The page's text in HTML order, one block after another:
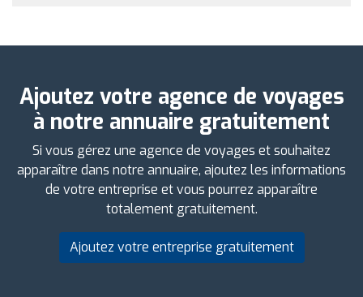
Ajoutez votre agence de voyages
à notre annuaire gratuitement
Si vous gérez une agence de voyages et souhaitez
apparaître dans notre annuaire, ajoutez les informations
de votre entreprise et vous pourrez apparaître
totalement gratuitement.
Ajoutez votre entreprise gratuitement